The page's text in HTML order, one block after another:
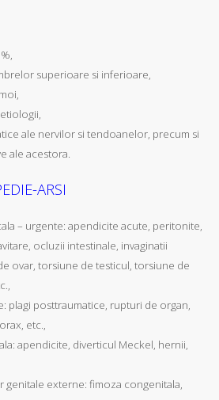
superioare si inferioare,
ale nervilor si tendoanelor, precum si
ale acestora.
ARSI
– urgente: apendicite acute, peritonite,
ocluzii intestinale, invaginatii
ovar, torsiune de testicul, torsiune de
plagi posttraumatice, rupturi de organ,
etc.,
apendicite, diverticul Meckel, hernii,
genitale externe: fimoza congenitala,